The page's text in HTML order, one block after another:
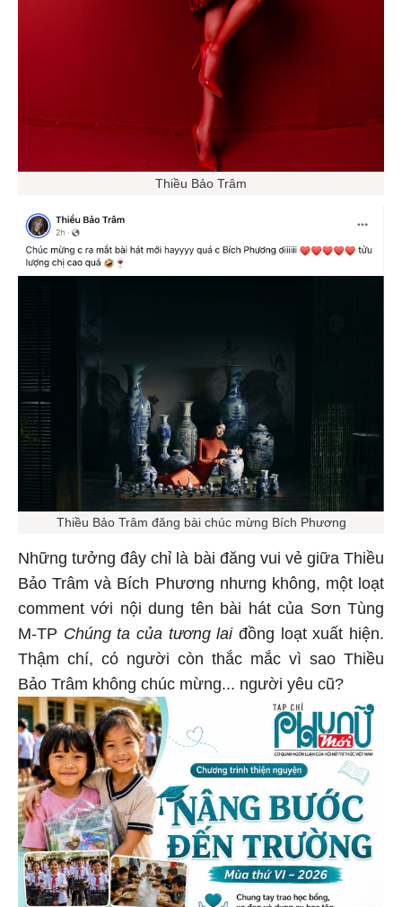
Thiều Bảo Trâm
Thiều Bảo Trâm đăng bài chúc mừng Bích Phương
Những tưởng đây chỉ là bài đăng vui vẻ giữa Thiều
Bảo Trâm và Bích Phương nhưng không, một loạt
comment với nội dung tên bài hát của Sơn Tùng
M-TP Chúng ta của tương lai đồng loạt xuất hiện.
Thậm chí, có người còn thắc mắc vì sao Thiều
Bảo Trâm không chúc mừng... người yêu cũ?